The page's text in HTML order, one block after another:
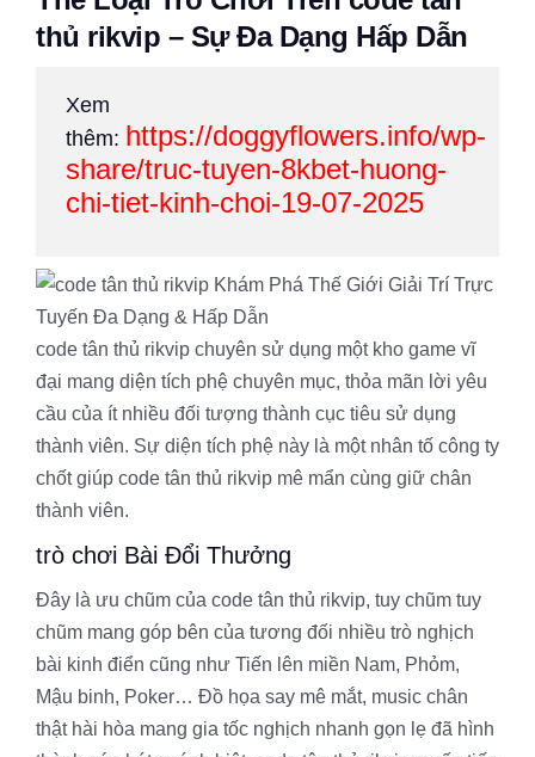
thủ rikvip – Sự Đa Dạng Hấp Dẫn
Xem
thêm: https://doggyflowers.info/wp-
share/truc-tuyen-8kbet-huong-
chi-tiet-kinh-choi-19-07-2025
code tân thủ rikvip chuyên sử dụng một kho game vĩ
đại mang diện tích phệ chuyên mục, thỏa mãn lời yêu
cầu của ít nhiều đối tượng thành cục tiêu sử dụng
thành viên. Sự diện tích phệ này là một nhân tố công ty
chốt giúp code tân thủ rikvip mê mẩn cùng giữ chân
thành viên.
trò chơi Bài Đổi Thưởng
Đây là ưu chũm của code tân thủ rikvip, tuy chũm tuy
chũm mang góp bên của tương đối nhiều trò nghịch
bài kinh điển cũng như Tiến lên miền Nam, Phỏm,
Mậu binh, Poker… Đồ họa say mê mắt, music chân
thật hài hòa mang gia tốc nghịch nhanh gọn lẹ đã hình